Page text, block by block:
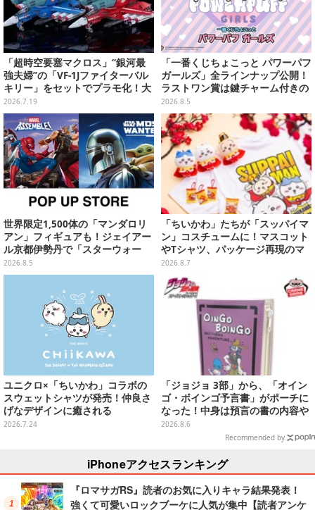
「超時空要塞マクロス」“銀河最
強夫婦”の「VF-1Jファイターバル
キリー」をセットでプラモ化！大
気圏外仕様パイロットスーツフィ
ギュアなど付属
2026.7.19
「一番くじちょこっと パワーパフ
ガールズ」全ラインナップ公開！
ラストワン賞は鍵チャーム付きの
シール帳スペシャルセットを用意
2026.8.5
世界限定1,500体の「マンダロリ
アン」フィギュアも！ジェイアー
ル京都伊勢丹で「スターウォー
ズ」&「マーベル」ポップアップ
ストア開催
2026.8.5
「ちいかわ」たちが「スッパイマ
ン」コスチュームに！マスコット
やTシャツ、パッケージ再現のマ
グネットなど全5アイテム
2026.8.7
ユニクロ×「ちいかわ」コラボの
スウェットシャツが発売！仲良さ
げなデザインに癒される
2026.7.24
「ジョジョ 3部」から、「オイン
ゴ・ボインゴ予言書」がポーチに
なった！中身は預言の書の内容や
アニメ総柄デザインをプリント
2026.8.6
Recommended by
iPhoneアクセスランキング
『ロマサガRS』読者のお気に入りキャラ結果発表！
強くて可愛いロックブーケに人気が集中【読者アンケ